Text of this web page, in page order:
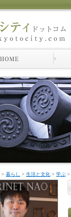
> 暮らし > 生活と文化 > 学ぶ >